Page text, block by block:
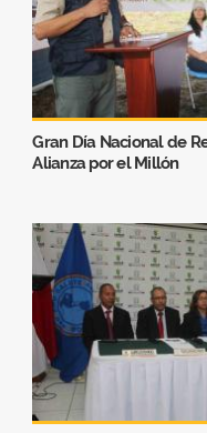
Gran Día Nacional de
Alianza por el Millón